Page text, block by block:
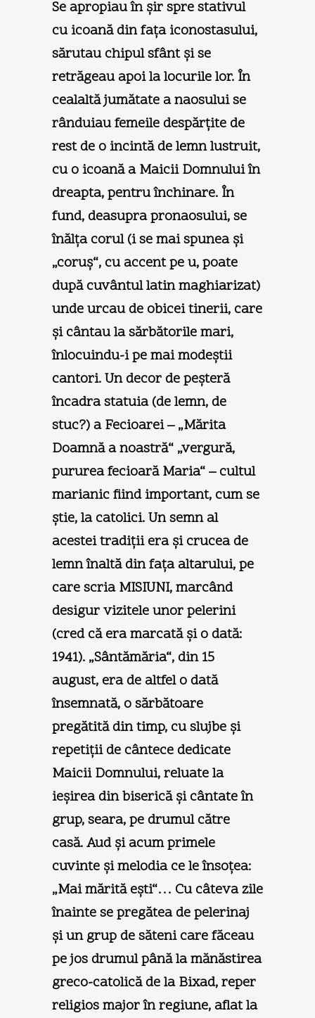
Se apropiau în şir spre stativul
cu icoană din faţa iconostasului,
sărutau chipul sfânt şi se
retrăgeau apoi la locurile lor. În
cealaltă jumătate a naosului se
rânduiau femeile despărţite de
rest de o incintă de lemn lustruit,
cu o icoană a Maicii Domnului în
dreapta, pentru închinare. În
fund, deasupra pronaosului, se
înălţa corul (i se mai spunea şi
„coruş“, cu accent pe u, poate
după cuvântul latin maghiarizat)
unde urcau de obicei tinerii, care
şi cântau la sărbătorile mari,
înlocuindu-i pe mai modeştii
cantori. Un decor de peşteră
încadra statuia (de lemn, de
stuc?) a Fecioarei – „Mărita
Doamnă a noastră“ „vergură,
pururea fecioară Maria“ – cultul
marianic fiind important, cum se
ştie, la catolici. Un semn al
acestei tradiţii era şi crucea de
lemn înaltă din faţa altarului, pe
care scria MISIUNI, marcând
desigur vizitele unor pelerini
(cred că era marcată şi o dată:
1941). „Sântămăria“, din 15
august, era de altfel o dată
însemnată, o sărbătoare
pregătită din timp, cu slujbe şi
repetiţii de cântece dedicate
Maicii Domnului, reluate la
ieşirea din biserică şi cântate în
grup, seara, pe drumul către
casă. Aud şi acum primele
cuvinte şi melodia ce le însoţea:
„Mai mărită eşti“… Cu câteva zile
înainte se pregătea de pelerinaj
şi un grup de săteni care făceau
pe jos drumul până la mănăstirea
greco-catolică de la Bixad, reper
religios major în regiune, aflat la